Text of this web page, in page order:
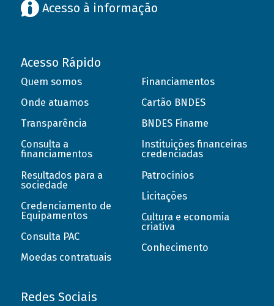
Acesso à informação
Acesso Rápido
Quem somos
Onde atuamos
Transparência
Consulta a
financiamentos
Resultados para a
sociedade
Credenciamento de
Equipamentos
Consulta PAC
Moedas contratuais
Financiamentos
Cartão BNDES
BNDES Finame
Instituições financeiras
credenciadas
Patrocínios
Licitações
Cultura e economia
criativa
Conhecimento
Redes Sociais